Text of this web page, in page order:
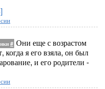
# Они еще с возрастом
я его взяла, он был
и его родители -